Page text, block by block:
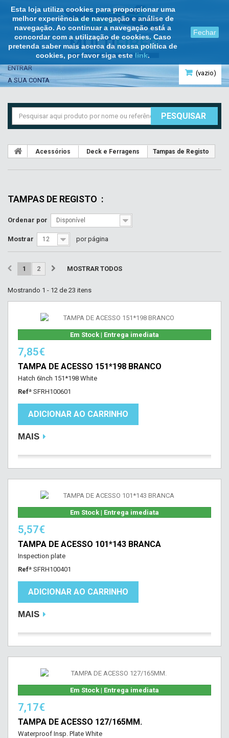
Esta loja utiliza cookies para proporcionar uma
melhor experiência de navegação e análise de
navegação. Ao continuar a navegação está a
concordar com a utilização de cookies. Caso
pretenda saber mais acerca da nossa política de
cookies, por favor siga este link.
Fechar
(vazio)
ENTRAR
A SUA CONTA
PESQUISAR
Acessórios Deck e Ferragens Tampas de Registo
TAMPAS DE REGISTO :
Ordenar por Disponível
Mostrar 12 por página
MOSTRAR TODOS
1 2
Mostrando 1 - 12 de 23 itens
Em Stock | Entrega imediata
7,85€
TAMPA DE ACESSO 151*198 BRANCO
Hatch 6Inch 151*198 White
Refª SFRH100601
ADICIONAR AO CARRINHO
MAIS
Em Stock | Entrega imediata
5,57€
TAMPA DE ACESSO 101*143 BRANCA
Inspection plate
Refª SFRH100401
ADICIONAR AO CARRINHO
MAIS
Em Stock | Entrega imediata
7,17€
TAMPA DE ACESSO 127/165MM.
Waterproof Insp. Plate White